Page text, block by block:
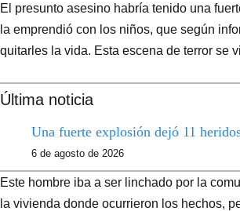
El presunto asesino habría tenido una
la emprendió con los niños, que según
quitarles la vida. Esta escena de terror se
Última noticia
Una fuerte explosión dejó 11
6 de agosto de 2026
Este hombre iba a ser linchado por la
la vivienda donde ocurrieron los hechos,